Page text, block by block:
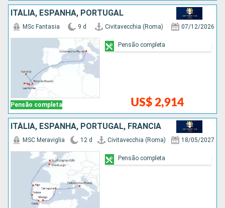
ITÁLIA, ESPANHA, PORTUGAL
Pensão completa
MSc Fantasia 9 d Civitavecchia (Roma) 07/12/2026
US$ 2,914
Pensão completa
ITÁLIA, ESPANHA, PORTUGAL, FRANCIA
MSC Meraviglia 12 d Civitavecchia (Roma) 18/05/2027
Pensão completa